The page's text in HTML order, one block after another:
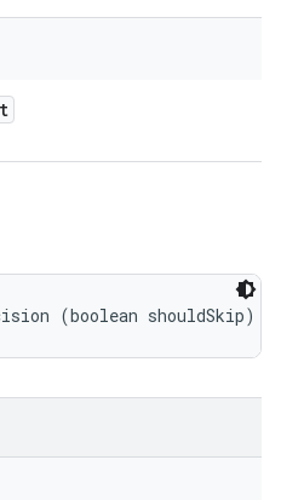
(boolean shouldSkip)